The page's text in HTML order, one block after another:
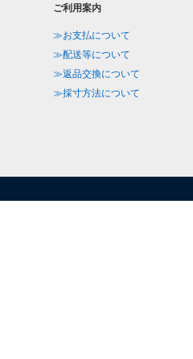
ご利用案内
≫お支払について
≫配送等について
≫返品交換について
≫採寸方法について